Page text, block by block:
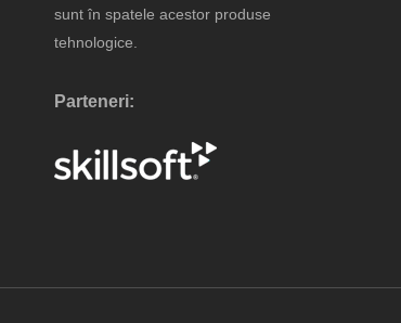
sunt în spatele acestor produse
tehnologice.
Parteneri: